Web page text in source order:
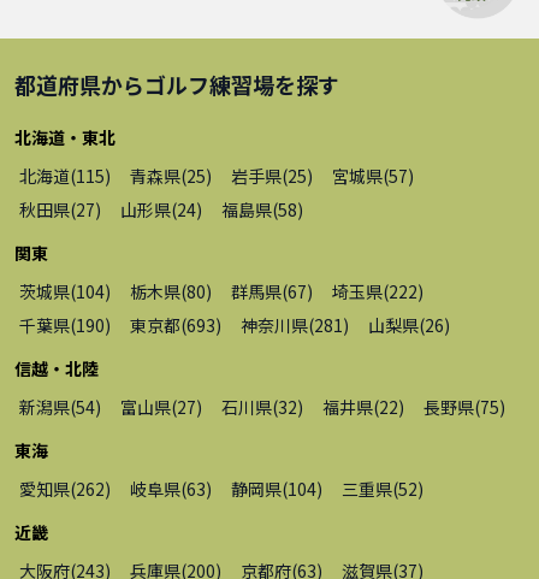
都道府県からゴルフ練習場を探す
北海道・東北
北海道(115) 青森県(25) 岩手県(25) 宮城県(57)
秋田県(27) 山形県(24) 福島県(58)
関東
茨城県(104) 栃木県(80) 群馬県(67) 埼玉県(222)
千葉県(190) 東京都(693) 神奈川県(281 ) 山梨県(26)
信越・北陸
新潟県(54) 富山県(27) 石川県(32) 福井県(22) 長野県(75)
東海
愛知県(262) 岐阜県(63) 静岡県(104) 三重県(52)
近畿
大阪府(243) 兵庫県(200) 京都府(63) 滋賀県(37)